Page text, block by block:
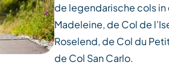
de legendarische cols in
Madeleine, de Col de
Roselend, de Col du
de Col San Carlo.